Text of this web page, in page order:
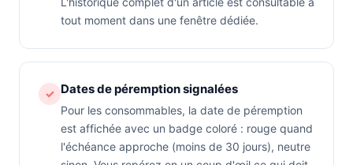
tout moment dans une fenêtre dédiée.
✓ Dates de péremption signalées
Pour les consommables, la date de péremption
est affichée avec un badge coloré : rouge quand
l'échéance approche (moins de 30 jours), neutre